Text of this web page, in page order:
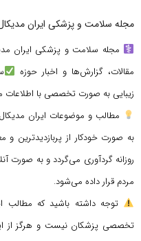
مجله سلامت و پزشکی ایران مدیکال
مجله سلامت و پزشکی ایران
مقالات، گزارش‌ها و اخبار حوزه
زیبایی به صورت تخصصی با اطلاعات
مطالب و موضوعات ایران
به صورت خودکار از پربازدیدترین و
روزانه گردآوری می‌گردد و به صورت
مردم قرار داده می‌شود.
توجه داشته باشید که مطالب
تخصصی پزشکان نیست و هرگز از